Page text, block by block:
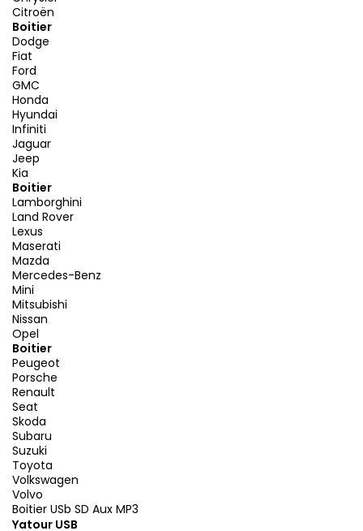
Citroën
Boitier
Dodge
Fiat
Ford
GMC
Honda
Hyundai
Infiniti
Jaguar
Jeep
Kia
Boitier
Lamborghini
Land Rover
Lexus
Maserati
Mazda
Mercedes-Benz
Mini
Mitsubishi
Nissan
Opel
Boitier
Peugeot
Porsche
Renault
Seat
Skoda
Subaru
Suzuki
Toyota
Volkswagen
Volvo
Boitier USb SD Aux MP3
Yatour USB